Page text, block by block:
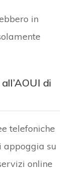
in
di
telefoniche
appoggia su
online